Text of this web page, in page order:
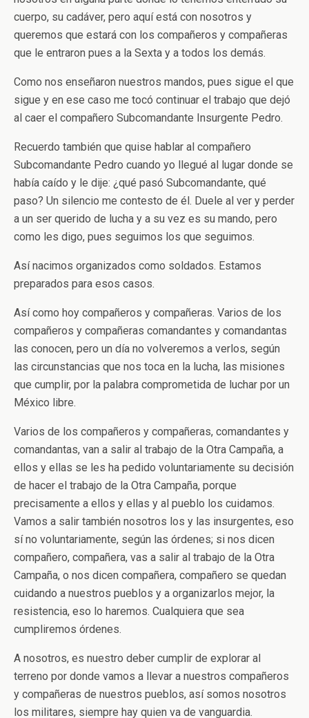
cuerpo, su cadáver, pero aquí está con nosotros y
queremos que estará con los compañeros y compañeras
que le entraron pues a la Sexta y a todos los demás.
Como nos enseñaron nuestros mandos, pues sigue el que
sigue y en ese caso me tocó continuar el trabajo que dejó
al caer el compañero Subcomandante Insurgente Pedro.
Recuerdo también que quise hablar al compañero
Subcomandante Pedro cuando yo llegué al lugar donde se
había caído y le dije: ¿qué pasó Subcomandante, qué
paso? Un silencio me contesto de él. Duele al ver y perder
a un ser querido de lucha y a su vez es su mando, pero
como les digo, pues seguimos los que seguimos.
Así nacimos organizados como soldados. Estamos
preparados para esos casos.
Así como hoy compañeros y compañeras. Varios de los
compañeros y compañeras comandantes y comandantas
las conocen, pero un día no volveremos a verlos, según
las circunstancias que nos toca en la lucha, las misiones
que cumplir, por la palabra comprometida de luchar por un
México libre.
Varios de los compañeros y compañeras, comandantes y
comandantas, van a salir al trabajo de la Otra Campaña, a
ellos y ellas se les ha pedido voluntariamente su decisión
de hacer el trabajo de la Otra Campaña, porque
precisamente a ellos y ellas y al pueblo los cuidamos.
Vamos a salir también nosotros los y las insurgentes, eso
sí no voluntariamente, según las órdenes; si nos dicen
compañero, compañera, vas a salir al trabajo de la Otra
Campaña, o nos dicen compañera, compañero se quedan
cuidando a nuestros pueblos y a organizarlos mejor, la
resistencia, eso lo haremos. Cualquiera que sea
cumpliremos órdenes.
A nosotros, es nuestro deber cumplir de explorar al
terreno por donde vamos a llevar a nuestros compañeros
y compañeras de nuestros pueblos, así somos nosotros
los militares, siempre hay quien va de vanguardia.